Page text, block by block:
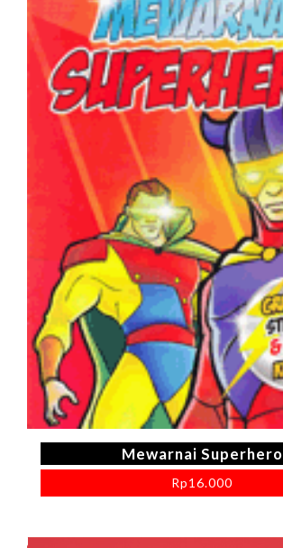
Mewarnai Superhero
Rp16.000